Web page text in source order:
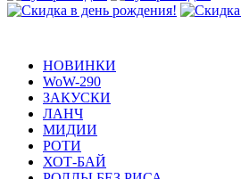
НОВИНКИ
WoW-290
ЗАКУСКИ
ЛАНЧ
МИДИИ
РОТИ
ХОТ-БАЙ